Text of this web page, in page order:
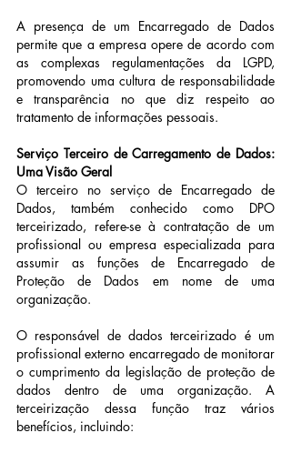
A presença de um Encarregado de Dados
permite que a empresa opere de acordo com
as complexas regulamentações da LGPD,
promovendo uma cultura de responsabilidade
e transparência no que diz respeito ao
tratamento de informações pessoais.
Serviço Terceiro de Carregamento de Dados:
Uma Visão Geral
O terceiro no serviço de Encarregado de
Dados, também conhecido como DPO
terceirizado, refere-se à contratação de um
profissional ou empresa especializada para
assumir as funções de Encarregado de
Proteção de Dados em nome de uma
organização.
O responsável de dados terceirizado é um
profissional externo encarregado de monitorar
o cumprimento da legislação de proteção de
dados dentro de uma organização. A
terceirização dessa função traz vários
benefícios, incluindo: